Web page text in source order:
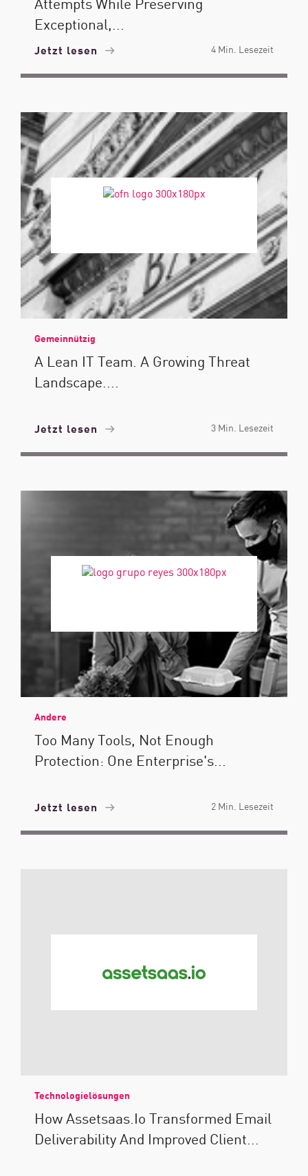
Exceptional,...
Jetzt lesen 4 Min. Lesezeit
Gemeinnützig
A Lean IT Team. A Growing Threat
Landscape....
Jetzt lesen 3 Min. Lesezeit
Andere
Too Many Tools, Not Enough
Protection: One Enterprise's...
Jetzt lesen 2 Min. Lesezeit
Technologielösungen
How Assetsaas.io Transformed Email
Deliverability And Improved Client...